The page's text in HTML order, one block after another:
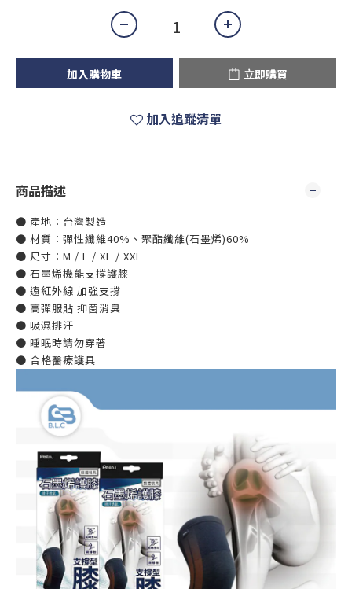
加入購物車 立即購買
加入追蹤清單
商品描述
● 產地：台灣製造
● 材質：彈性纖維40%、聚酯纖維(石墨烯)60%
● 尺寸：M / L / XL / XXL
● 石墨烯機能支撐護膝
● 遠紅外線 加強支撐
● 高彈服貼 抑菌消臭
● 吸濕排汗
● 睡眠時請勿穿著
● 合格醫療護具